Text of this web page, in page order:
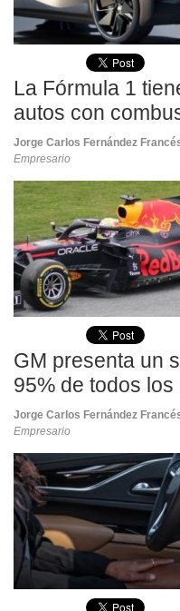
La Fórmula 1
autos con
Jorge Carlos Fernández
Empresario
GM presenta un
95% de todos
Jorge Carlos Fernández
Empresario